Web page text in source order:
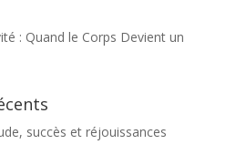
: Quand le Corps Devient un
succès et réjouissances